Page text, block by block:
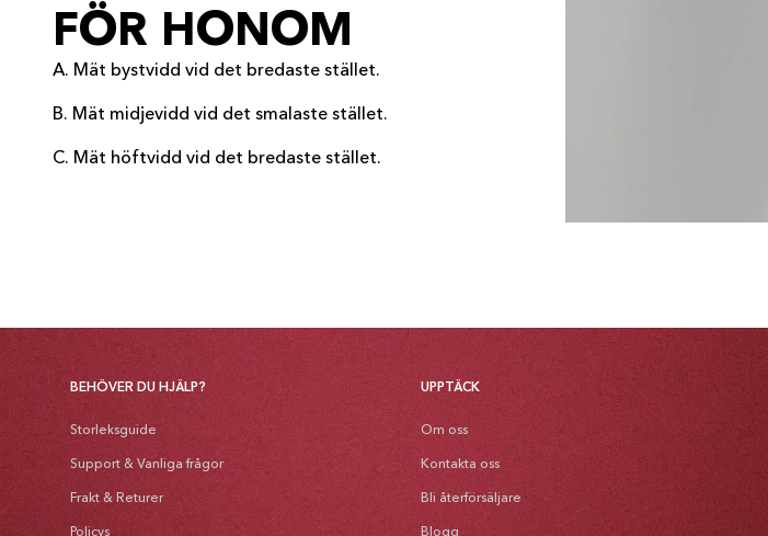
FÖR HONOM
A. Mät bystvidd vid det bredaste stället.
B. Mät midjevidd vid det smalaste stället.
C. Mät höftvidd vid det bredaste stället.
BEHÖVER DU HJÄLP?
Storleksguide
Support & Vanliga frågor
Frakt & Returer
Policys
UPPTÄCK
Om oss
Kontakta oss
Bli återförsäljare
Blogg